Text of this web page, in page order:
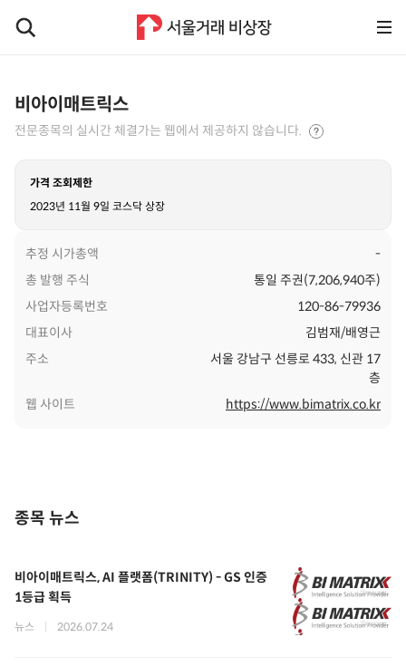
비아이매트릭스
전문종목의 실시간 체결가는 웹에서 제공하지 않습니다.
가격 조회제한
2023년 11월 9일 코스닥 상장
추정 시가총액
-
총 발행 주식
통일 주권(7,206,940주)
사업자등록번호
120-86-79936
대표이사
김범재/배영근
주소
서울 강남구 선릉로 433, 신관 17
층
웹 사이트
https://www.bimatrix.co.kr
종목 뉴스
비아이매트릭스, AI 플랫폼(TRINITY) - GS 인증
1등급 획득
뉴스 2026.07.24